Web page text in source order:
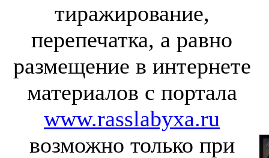
тиражирование,
перепечатка, а равно
размещение в интернете
материалов с портала
www.rasslabyxa.ru
возможно только при